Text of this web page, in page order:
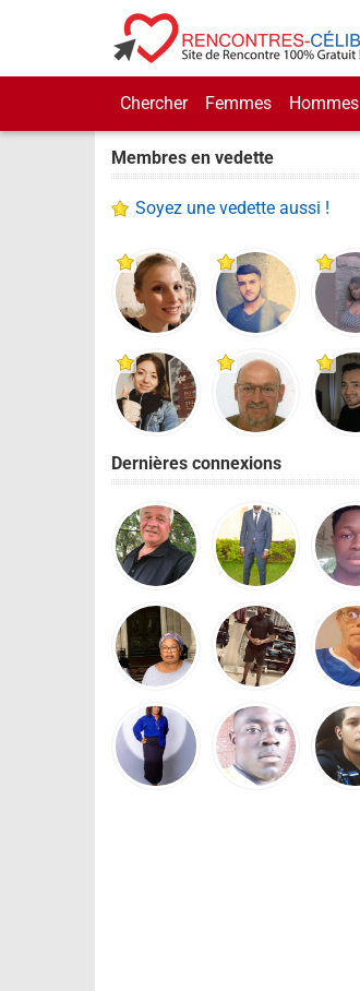
Chercher Femmes Hommes
Membres en vedette
Soyez une vedette aussi !
Dernières connexions